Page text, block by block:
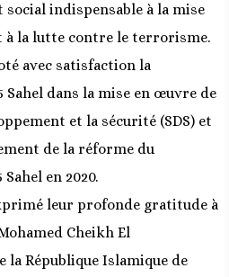
social indispensable à la mise
à la lutte contre le terrorisme.
avec satisfaction la
Sahel dans la mise en œuvre de
et la sécurité (SDS) et
de la réforme du
en 2020.
leur profonde gratitude à
Cheikh El
la République Islamique de